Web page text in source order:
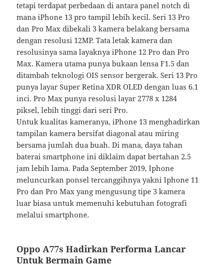
tetapi terdapat perbedaan di antara panel notch di
mana iPhone 13 pro tampil lebih kecil. Seri 13 Pro
dan Pro Max dibekali 3 kamera belakang bersama
dengan resolusi 12MP. Tata letak kamera dan
resolusinya sama layaknya iPhone 12 Pro dan Pro
Max. Kamera utama punya bukaan lensa F1.5 dan
ditambah teknologi OIS sensor bergerak. Seri 13 Pro
punya layar Super Retina XDR OLED dengan luas 6.1
inci. Pro Max punya resolusi layar 2778 x 1284
piksel, lebih tinggi dari seri Pro.
Untuk kualitas kameranya, iPhone 13 menghadirkan
tampilan kamera bersifat diagonal atau miring
bersama jumlah dua buah. Di mana, daya tahan
baterai smartphone ini diklaim dapat bertahan 2.5
jam lebih lama. Pada September 2019, Iphone
meluncurkan ponsel tercanggihnya yakni Iphone 11
Pro dan Pro Max yang mengusung tipe 3 kamera
luar biasa untuk memenuhi kebutuhan fotografi
melalui smartphone.
Oppo A77s Hadirkan Performa Lancar
Untuk Bermain Game